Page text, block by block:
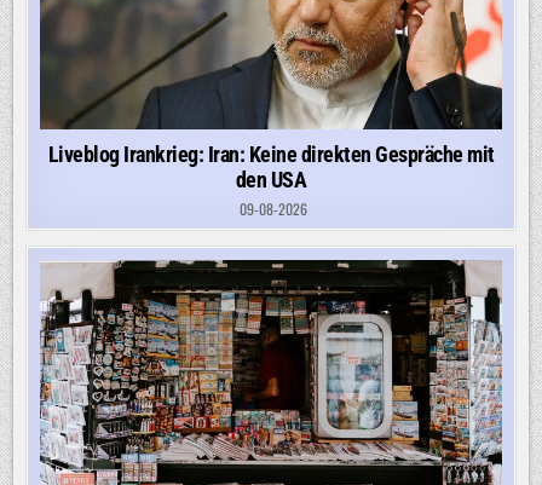
Liveblog Irankrieg: Iran: Keine direkten Gespräche mit
den USA
09-08-2026